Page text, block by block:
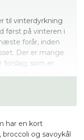
til vinterdyrkning
først på vinteren i
forår, inden
Der er mange
forslag, som er
i august for
har en kort
broccoli og savoykål